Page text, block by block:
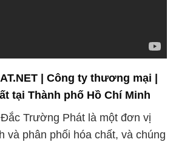
| Công ty thương mại |
tại Thành phố Hồ Chí Minh
Trường Phát là một đơn vị
và phân phối hóa chất, và chúng